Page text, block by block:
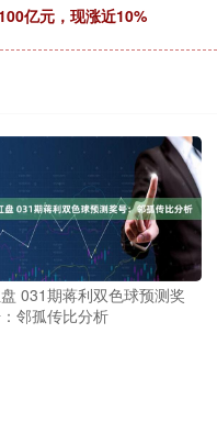
亿元，现涨近10%
031期蒋利双色球预测奖
邻孤传比分析